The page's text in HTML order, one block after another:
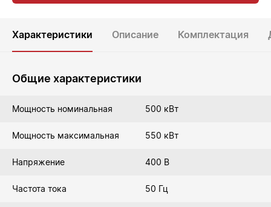
Характеристики Описание Комплектация
Общие характеристики
Мощность номинальная 500 кВт
Мощность максимальная 550 кВт
Напряжение 400 В
Частота тока 50 Гц